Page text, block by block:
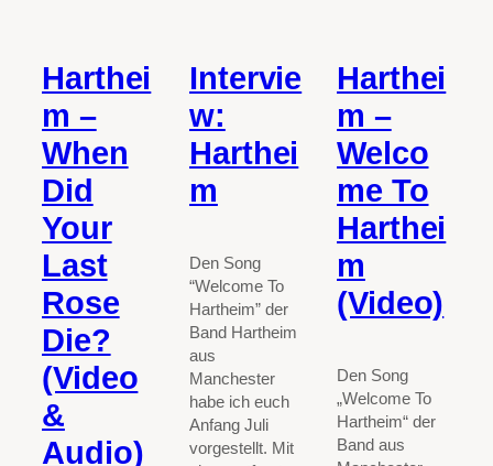
Harthei
m –
When
Did
Your
Last
Rose
Die?
(Video
&
Audio)
Intervie
w:
Harthei
m
Den Song
“Welcome To
Hartheim” der
Band Hartheim
aus
Manchester
habe ich euch
Anfang Juli
vorgestellt. Mit
Harthei
m –
Welco
me To
Harthei
m
(Video)
Den Song
„Welcome To
Hartheim“ der
Band aus